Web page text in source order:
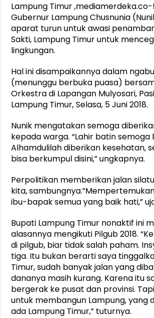
Lampung Timur
Gubernur Lampung Chusnunia
aparat turun untuk awasi
Sakti, Lampung Timur untuk
lingkungan.
Hal ini disampaikannya dalam
(menunggu berbuka puasa)
Orkestra di Lapangan Mulyosari,
Lampung Timur, Selasa, 5 Juni 2018.
Nunik mengatakan semoga
kepada warga. “Lahir batin semoga
Alhamdulilah diberikan kesehatan,
bisa berkumpul disini,” ungkapnya.
Perpolitikan memberikan jalan
kita,
ibu-bapak semua yang baik hati,”
Bupati Lampung Timur nonaktif ini
alasannya mengikuti Pilgub 2018.
di pilgub, biar tidak salah paham.
tiga. Itu bukan berarti saya
Timur, sudah banyak jalan yang
dananya masih kurang. Karena itu
bergerak ke pusat dan provinsi.
untuk membangun Lampung, yang
ada Lampung Timur,” tuturnya.